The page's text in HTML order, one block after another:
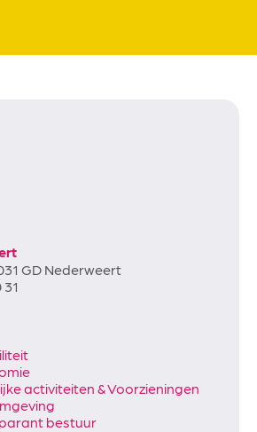
GD Nederweert
activiteiten & Voorzieningen
bestuur